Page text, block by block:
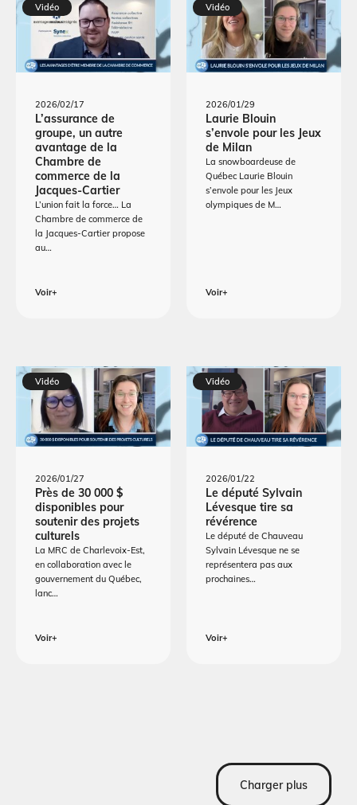
Vidéo
2026/02/17
L’assurance de
groupe, un autre
avantage de la
Chambre de
commerce de la
Jacques-Cartier
L’union fait la force… La
Chambre de commerce de
la Jacques-Cartier propose
au…
Voir+
Vidéo
2026/01/29
Laurie Blouin
s’envole pour les Jeux
de Milan
La snowboardeuse de
Québec Laurie Blouin
s’envole pour les Jeux
olympiques de M…
Voir+
Vidéo
2026/01/27
Près de 30 000 $
disponibles pour
soutenir des projets
culturels
La MRC de Charlevoix-Est,
en collaboration avec le
gouvernement du Québec,
lanc…
Voir+
Vidéo
2026/01/22
Le député Sylvain
Lévesque tire sa
révérence
Le député de Chauveau
Sylvain Lévesque ne se
représentera pas aux
prochaines…
Voir+
Charger plus